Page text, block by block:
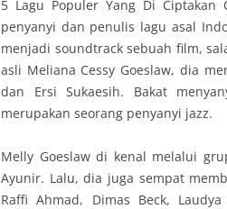
5 Lagu Populer Yang Di Ciptakan
penyanyi dan penulis lagu asal
menjadi soundtrack sebuah film,
asli Meliana Cessy Goeslaw, dia
dan Ersi Sukaesih. Bakat
merupakan seorang penyanyi jazz.
Melly Goeslaw di kenal melalui
Ayunir. Lalu, dia juga sempat
Raffi Ahmad, Dimas Beck,